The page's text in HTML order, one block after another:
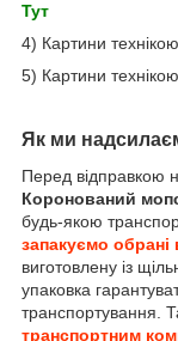
Тут
4) Картини
5) Картини
Як ми
Перед відправкою
Коронований
будь-якою
запакуємо
виготовлену із
упаковка
транспортування.
транспортним